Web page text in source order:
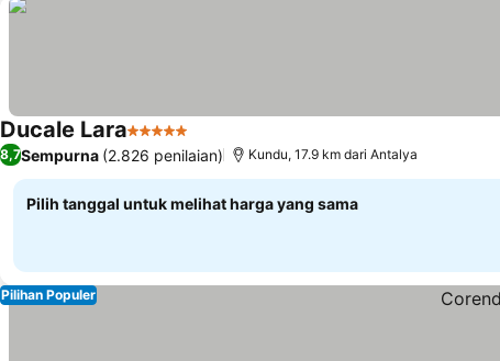
Ducale Lara5 Bintang Lihat harga
8,7Sempurna (2.826 penilaian) Kundu, 17.9 km dari Antalya
Pilih tanggal untuk melihat harga yang sama
Pilihan Populer